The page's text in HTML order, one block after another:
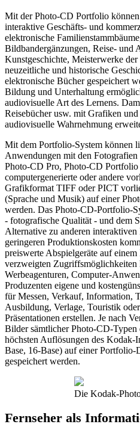
Mit der Photo-CD Portfolio
interaktive Geschäfts- und
elektronische
Bildbandergänzungen, Reise- und
Kunstgeschichte, Meisterwerke
neuzeitliche und historische
elektronische Bücher gespeichert
Bildung und Unterhaltung
audiovisuelle Art des Lernens.
Reisebücher usw. mit Grafiken
audiovisuelle Wahrnehmung
Mit dem Portfolio-System können
Anwendungen mit den
Photo-CD Pro, Photo-CD
computergenerierte oder andere
Grafikformat TIFF oder PICT
(Sprache und Musik) auf einer
werden. Das Photo-CD-Portfolio-
- fotografische Qualität - und dem
Alternative zu anderen
geringeren Produktionskosten
preiswerte Abspielgeräte auf
verzweigten Zugriffsmöglichkeiten
Werbeagenturen, Computer-
Produzenten eigene und
für Messen, Verkauf, Information,
Ausbildung, Verlage, Touristik
Präsentationen erstellen. Je nach
Bilder sämtlicher Photo-CD-
höchsten Auflösungen des Kodak-
Base, 16-Base) auf einer
gespeichert werden.
Die Kodak-
Fernseher als